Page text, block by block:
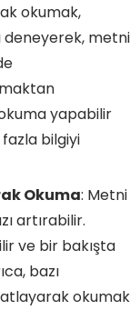
okumak,
deneyerek, metni
okuma yapabilir
bilgiyi
Okuma: Metni
artırabilir.
ve bir bakışta
bazı
okumak